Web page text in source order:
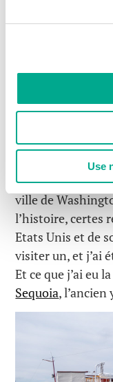
Use
que tous les plus
Mais cette fois-ci
attéri, j’étais à la
pour m’occuper
loin de
A mon grand
ville de
l’histoire, certes
Etats Unis et de
visiter un, et j’ai
Et ce que j’ai eu
Sequoia,